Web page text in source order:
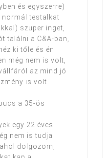
és egyszerre)
normál testalkat
szuper inget,
találni a C&A-ban,
ki tőle és én
még nem is volt,
az mind jó
is volt
a 35-ös
egy 22 éves
nem is tudja
dolgozom,